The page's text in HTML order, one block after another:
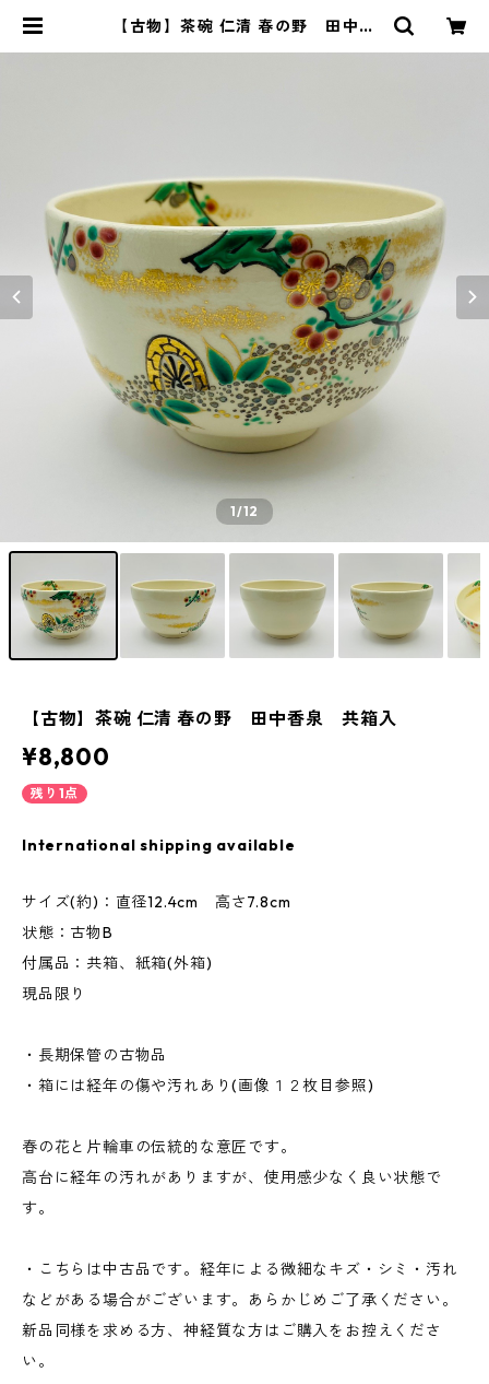
【古物】茶碗 仁清 春の野 田中香
1/12
【古物】茶碗 仁清 春の野 田中香泉 共箱入
¥8,800
残り1点
International shipping available
サイズ(約)：直径12.4cm 高さ7.8cm
状態：古物B
付属品：共箱、紙箱(外箱)
現品限り
・長期保管の古物品
・箱には経年の傷や汚れあり(画像１２枚目参照)
春の花と片輪車の伝統的な意匠です。
高台に経年の汚れがありますが、使用感少なく良い状態で
す。
・こちらは中古品です。経年による微細なキズ・シミ・汚れ
などがある場合がございます。あらかじめご了承ください。
新品同様を求める方、神経質な方はご購入をお控えくださ
い。